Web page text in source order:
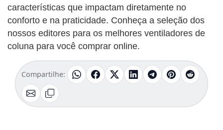
características que impactam diretamente no
conforto e na praticidade. Conheça a seleção dos
nossos editores para os melhores ventiladores de
coluna para você comprar online.
Compartilhe: